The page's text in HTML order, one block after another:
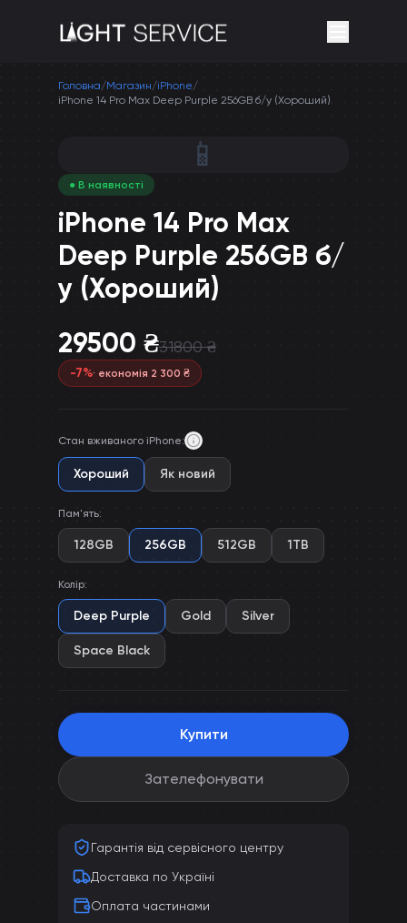
Головна/Магазин/iPhone/
iPhone 14 Pro Max Deep Purple 256GB б/у (Хороший)
📱
● В наявності
iPhone 14 Pro Max
Deep Purple 256GB б/
у (Хороший)
29500 ₴31800₴
-7%· економія 2 300 ₴
Стан вживаного iPhone:
Хороший Як новий
Пам'ять:
128GB 256GB 512GB 1TB
Колір:
Deep Purple Gold Silver
Space Black
Купити
Зателефонувати
Гарантія від сервісного центру
Доставка по Україні
Оплата частинами